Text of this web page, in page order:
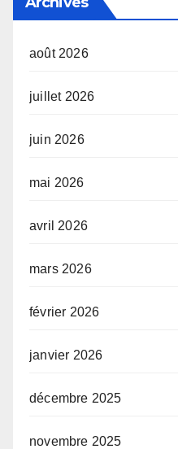
août 2026
juillet 2026
juin 2026
mai 2026
avril 2026
mars 2026
février 2026
janvier 2026
décembre 2025
novembre 2025